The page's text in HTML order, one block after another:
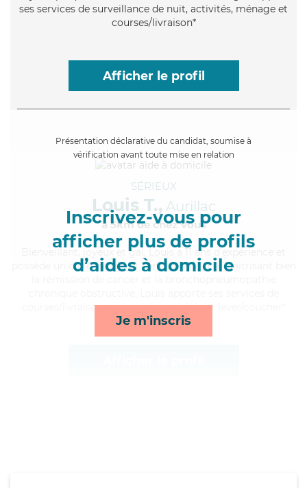
ses services de surveillance de nuit, activités, ménage et
courses/livraison*
Afficher le profil
Présentation déclarative du candidat, soumise à
vérification avant toute mise en relation
Inscrivez-vous pour
afficher plus de profils
d’aides à domicile
Je m'inscris
SÉRIEUX
Louis T., Aurillac
à 5km de chez Vous
, joyeux et gai, Louis a 11 ans d'expérience et
possède un diplôme d'Etat d'infirmier (DEI). Maitrisant bien
courses/livraison, transports, activités et lever/coucher*